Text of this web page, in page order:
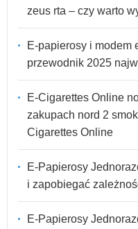
zeus rta – czy warto
E-papierosy i modem
przewodnik 2025
E-Cigarettes Online
zakupach nord 2
Cigarettes Online
E-Papierosy
i zapobiegać
E-Papierosy